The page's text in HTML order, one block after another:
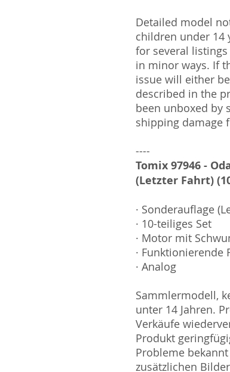
Detailed model
children under 14
for several
in minor ways. If
issue will either
described in the
been unboxed by
shipping damage
----
Tomix 97946 -
(Letzter Fahrt)
· Sonderauflage
· 10-teiliges Set
· Motor mit
· Funktionierende
· Analog
Sammlermodell,
unter 14 Jahren.
Verkäufe
Produkt
Probleme
zusätzlichen